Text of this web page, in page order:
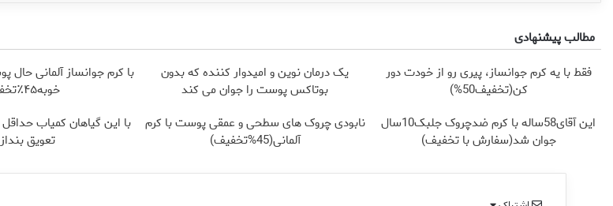
مطالب پیشنهادی
فقط با یه کرم جوانساز، پیری رو از خودت دور
کن(تخفیف50%)
یک درمان نوین و امیدوار کننده که بدون
بوتاکس پوست را جوان می کند
با کرم جوانساز آلمانی
خوبه۴۵٪تخفیف
این آقای58ساله با کرم ضدچروک جلبک10سال
جوان شد(سفارش با تخفیف)
نابودی چروک های سطحی و عمقی پوست با کرم
آلمانی(45%تخفیف)
تعویق